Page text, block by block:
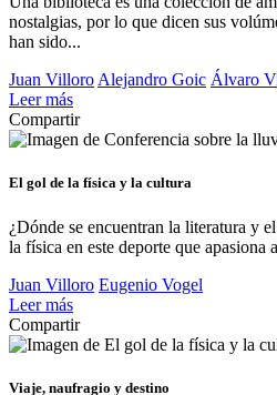
nostalgias, por lo que dicen sus
han sido...
Juan Villoro Alejandro Goic Álvaro
Leer más
Compartir
El gol de la física y la cultura
¿Dónde se encuentran la literatura y
la física en este deporte que apasiona
Juan Villoro Eugenio Vogel
Leer más
Compartir
Viaje, naufragio y destino